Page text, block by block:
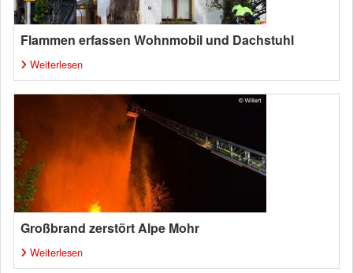
Flammen erfassen Wohnmobil und Dachstuhl
Weiterlesen
Großbrand zerstört Alpe Mohr
Weiterlesen